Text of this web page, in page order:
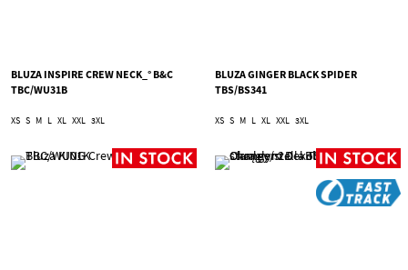
BLUZA INSPIRE CREW NECK_° B&C
TBC/WU31B
XS S M L XL XXL 3XL
BLUZA GINGER BLACK SPIDER
TBS/BS341
XS S M L XL XXL 3XL